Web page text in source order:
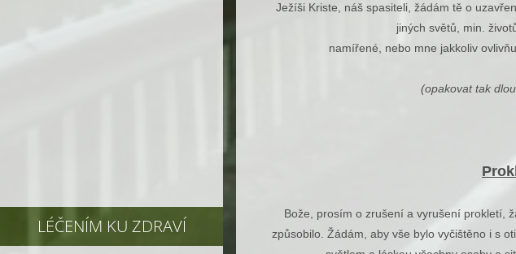
LÉČENÍM KU ZDRAVÍ
Ježíši Kriste, náš spasiteli, žádám tě o
jiných světů, min.
namířené, nebo mne jakkoliv
(opakovat tak
Bože, prosím o zrušení a vyrušení prokletí,
způsobilo. Žádám, aby vše bylo vyčištěno i s